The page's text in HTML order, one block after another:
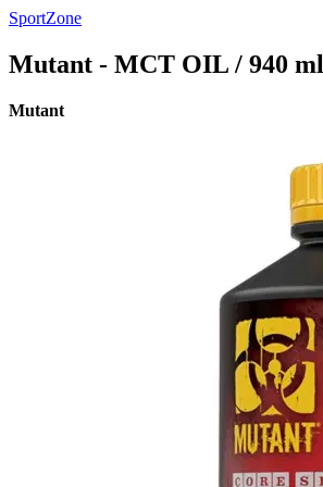
SportZone
Mutant - MCT OIL / 940 ml
Mutant